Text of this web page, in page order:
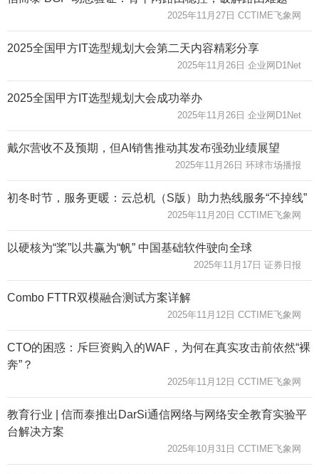
2025年11月27日 CCTIME飞象网
2025全国甲方IT选型规划大会第二天内容精彩分享
2025年11月26日 企业网D1Net
2025全国甲方IT选型规划大会成功举办
2025年11月26日 企业网D1Net
戴尔营收不及预期，但AI销售推动其发布强劲业绩展望
2025年11月26日 环球市场播报
初冬时节，服务更暖：云总机（S版）助力热线服务“不掉线”
2025年11月20日 CCTIME飞象网
以硬核为“桨”以共赢为“帆” 中国基础软件驶向全球
2025年11月17日 证券日报
Combo FTTR双模融合测试方案详解
2025年11月12日 CCTIME飞象网
CTO的困惑：斥巨资购入的WAF，为何在真实攻击前依然“裸
奔”？
2025年11月12日 CCTIME飞象网
教育行业 | 信而泰推出DarSi通信网络与网络安全教育实验平
台解决方案
2025年10月31日 CCTIME飞象网